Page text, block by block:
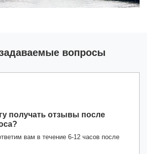
вопросы
получать отзывы после
вам в течение 6-12 часов после